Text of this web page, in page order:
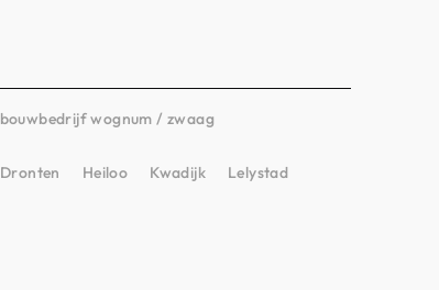
bouwbedrijf wognum / zwaag
Dronten Heiloo Kwadijk
Lelystad